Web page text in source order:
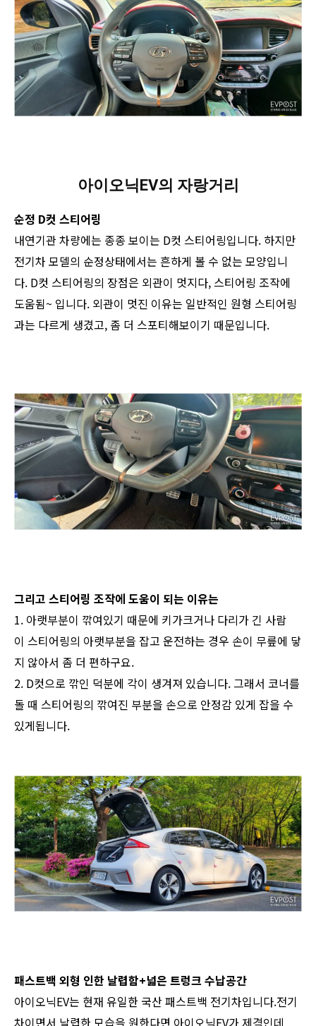
아이오닉EV의 자랑거리
순정 D컷 스티어링
내연기관 차량에는 종종 보이는 D컷 스티어링입니다. 하지만
전기차 모델의 순정상태에서는 흔하게 볼 수 없는 모양입니
다. D컷 스티어링의 장점은 외관이 멋지다, 스티어링 조작에
도움됨~ 입니다. 외관이 멋진 이유는 일반적인 원형 스티어링
과는 다르게 생겼고, 좀 더 스포티해보이기 때문입니다.
그리고 스티어링 조작에 도움이 되는 이유는
1. 아랫부분이 깎여있기 때문에 키가크거나 다리가 긴 사람
이 스티어링의 아랫부분을 잡고 운전하는 경우 손이 무릎에 닿
지 않아서 좀 더 편하구요.
2. D컷으로 깎인 덕분에 각이 생겨져 있습니다. 그래서 코너를
돌 때 스티어링의 깎여진 부분을 손으로 안정감 있게 잡을 수
있게됩니다.
패스트백 외형 인한 날렵함+넓은 트렁크 수납공간
아이오닉EV는 현재 유일한 국산 패스트백 전기차입니다.전기